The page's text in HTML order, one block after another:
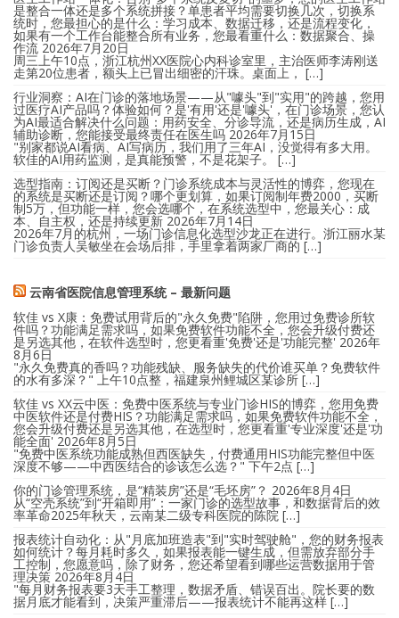
是整合一体还是多个系统拼接？单患者平均需要切换几次，切换系
统时，您最担心的是什么：学习成本、数据迁移，还是流程变化，
如果有一个工作台能整合所有业务，您最看重什么：数据聚合、操
作流 2026年7月20日
周三上午10点，浙江杭州XX医院心内科诊室里，主治医师李涛刚送
走第20位患者，额头上已冒出细密的汗珠。桌面上， […]
行业洞察：AI在门诊的落地场景——从"噱头"到"实用"的跨越，您用
过医疗AI产品吗？体验如何？是'有用'还是'噱头'，在门诊场景，您认
为AI最适合解决什么问题：用药安全、分诊导流，还是病历生成，AI
辅助诊断，您能接受最终责任在医生吗 2026年7月15日
"别家都说AI看病、AI写病历，我们用了三年AI，没觉得有多大用。
软佳的AI用药监测，是真能预警，不是花架子。 […]
选型指南：订阅还是买断？门诊系统成本与灵活性的博弈，您现在
的系统是买断还是订阅？哪个更划算，如果订阅制年费2000，买断
制5万，但功能一样，您会选哪个，在系统选型中，您最关心：成
本、自主权，还是持续更新 2026年7月14日
2026年7月的杭州，一场门诊信息化选型沙龙正在进行。浙江丽水某
门诊负责人吴敏坐在会场后排，手里拿着两家厂商的 […]
云南省医院信息管理系统 – 最新问题
软佳 vs X康：免费试用背后的"永久免费"陷阱，您用过免费诊所软
件吗？功能满足需求吗，如果免费软件功能不全，您会升级付费还
是另选其他，在软件选型时，您更看重'免费'还是'功能完整' 2026年
8月6日
"永久免费真的香吗？功能残缺、服务缺失的代价谁买单？免费软件
的水有多深？" 上午10点整，福建泉州鲤城区某诊所 […]
软佳 vs XX云中医：免费中医系统与专业门诊HIS的博弈，您用免费
中医软件还是付费HIS？功能满足需求吗，如果免费软件功能不全，
您会升级付费还是另选其他，在选型时，您更看重'专业深度'还是'功
能全面' 2026年8月5日
"免费中医系统功能成熟但西医缺失，付费通用HIS功能完整但中医
深度不够——中西医结合的诊该怎么选？" 下午2点 […]
你的门诊管理系统，是“精装房”还是“毛坯房”？ 2026年8月4日
从“空壳系统”到“开箱即用”：一家门诊的选型故事，和数据背后的效
率革命2025年秋天，云南某二级专科医院的陈院 […]
报表统计自动化：从"月底加班造表"到"实时驾驶舱"，您的财务报表
如何统计？每月耗时多久，如果报表能一键生成，但需放弃部分手
工控制，您愿意吗，除了财务，您还希望看到哪些运营数据用于管
理决策 2026年8月4日
"每月财务报表要3天手工整理，数据矛盾、错误百出。院长要的数
据月底才能看到，决策严重滞后——报表统计不能再这样 […]